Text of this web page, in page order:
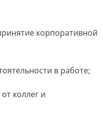
корпоративной
в работе;
коллег и